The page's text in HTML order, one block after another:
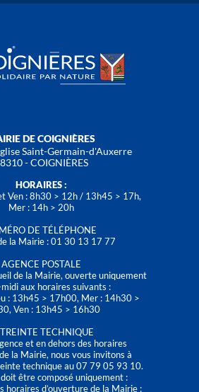
DE COIGNIÈRES
Saint-Germain-d'Auxerre
- COIGNIÈRES
HORAIRES :
Ven : 8h30 > 12h / 13h45 > 17h,
Mer : 14h > 20h
DE TÉLÉPHONE
la Mairie : 01 30 13 17 77
AGENCE POSTALE
de la Mairie, ouverte uniquement
aux horaires suivants :
: 13h45 > 17h00, Mer : 14h30 >
Ven : 13h45 > 16h30
TECHNIQUE
et en dehors des horaires
la Mairie, nous vous invitons à
technique au 07 79 05 93 10.
être composé uniquement :
horaires d’ouverture de la Mairie ;